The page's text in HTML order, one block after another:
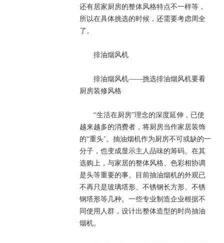
还有居家厨房的整体风格特点不一样等，
所以在具体挑选的时候，还需要考虑周全
了。
排油烟风机
排油烟风机——挑选排油烟风机要看
厨房装修风格
“生活在厨房”理念的深度延伸，已使
越来越多的消费者，将厨房当作家居装饰
的“重头’。抽油烟机作为厨房不可或缺的一
分子，也变成显示主人品味的筹码。在其
选购上，与家居的整体风格、色彩相协调
是头等重要的事。目前抽油烟机的外观已
不再只是玻璃塔形、不锈钢长方形、不锈
钢塔形等几种。一些专业制造企业根据不
同使用人群，设计出整体造型的时尚抽油
烟机。